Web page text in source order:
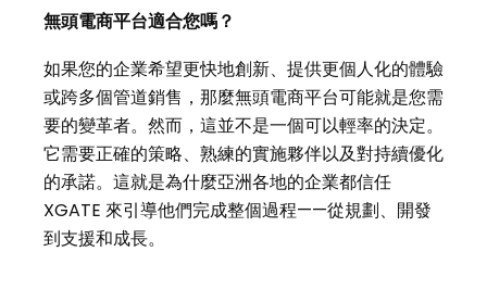
無頭電商平台適合您嗎？
如果您的企業希望更快地創新、提供更個人化的體驗
或跨多個管道銷售，那麼無頭電商平台可能就是您需
要的變革者。然而，這並不是一個可以輕率的決定。
它需要正確的策略、熟練的實施夥伴以及對持續優化
的承諾。這就是為什麼亞洲各地的企業都信任
XGATE 來引導他們完成整個過程——從規劃、開發
到支援和成長。